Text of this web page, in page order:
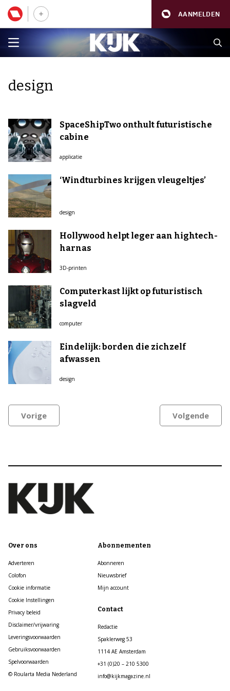
AANMELDEN
design
SpaceShipTwo onthult futuristische
cabine
applicatie
‘Windturbines krijgen vleugeltjes’
design
Hollywood helpt leger aan hightech-
harnas
3D-printen
Computerkast lijkt op futuristisch
slagveld
computer
Eindelijk: borden die zichzelf
afwassen
design
Vorige Volgende
Over ons
Adverteren
Colofon
Cookie informatie
Cookie Instellingen
Privacy beleid
Disclaimer/vrijwaring
Leveringsvoorwaarden
Gebruiksvoorwaarden
Spelvoorwaarden
© Roularta Media Nederland
Abonnementen
Abonneren
Nieuwsbrief
Mijn account
Contact
Redactie
Spaklerweg 53
1114 AE Amsterdam
+31 (0)20 – 210 5300
info@kijkmagazine.nl